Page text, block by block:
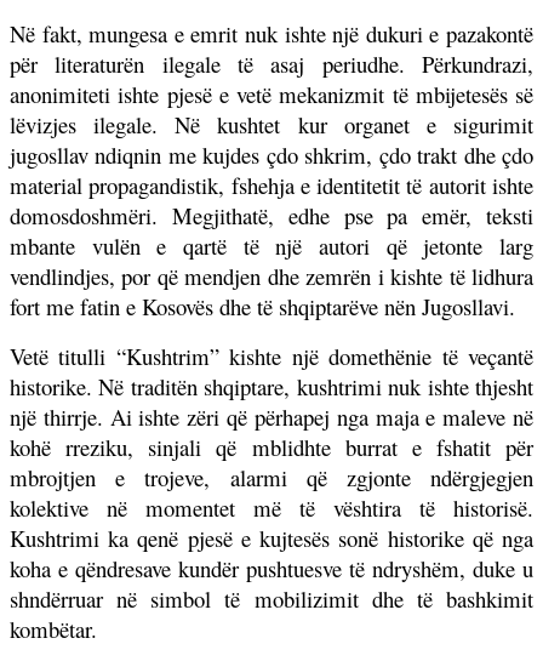
Në fakt, mungesa e emrit nuk ishte një dukuri e pazakontë
për literaturën ilegale të asaj periudhe. Përkundrazi,
anonimiteti ishte pjesë e vetë mekanizmit të mbijetesës së
lëvizjes ilegale. Në kushtet kur organet e sigurimit
jugosllav ndiqnin me kujdes çdo shkrim, çdo trakt dhe çdo
material propagandistik, fshehja e identitetit të autorit ishte
domosdoshmëri. Megjithatë, edhe pse pa emër, teksti
mbante vulën e qartë të një autori që jetonte larg
vendlindjes, por që mendjen dhe zemrën i kishte të lidhura
fort me fatin e Kosovës dhe të shqiptarëve nën Jugosllavi.
Vetë titulli “Kushtrim” kishte një domethënie të veçantë
historike. Në traditën shqiptare, kushtrimi nuk ishte thjesht
një thirrje. Ai ishte zëri që përhapej nga maja e maleve në
kohë rreziku, sinjali që mblidhte burrat e fshatit për
mbrojtjen e trojeve, alarmi që zgjonte ndërgjegjen
kolektive në momentet më të vështira të historisë.
Kushtrimi ka qenë pjesë e kujtesës sonë historike që nga
koha e qëndresave kundër pushtuesve të ndryshëm, duke u
shndërruar në simbol të mobilizimit dhe të bashkimit
kombëtar.